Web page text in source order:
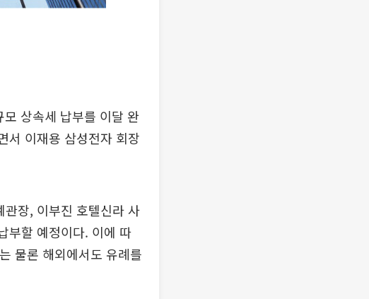
상속세 납부를 이달 완
서 이재용 삼성전자 회장
장, 이부진 호텔신라 사
부할 예정이다. 이에 따
물론 해외에서도 유례를